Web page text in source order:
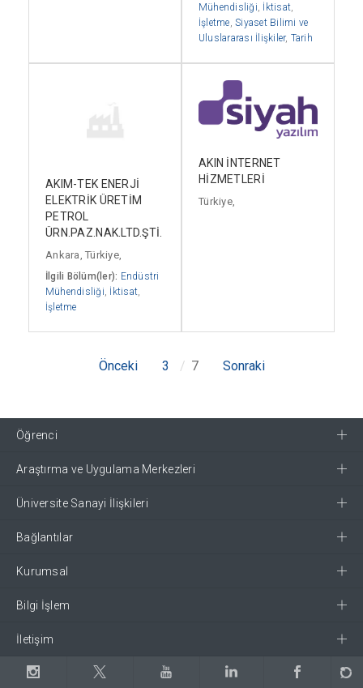
Mühendisliği, İktisat,
İşletme,Siyaset Bilimi ve
Uluslararası İlişkiler, Tarih
AKIM-TEK ENERJİ
ELEKTRİK ÜRETİM
PETROL
ÜRN.PAZ.NAK.LTD.ŞTİ.
Ankara, Türkiye,
İlgili Bölüm(ler): Endüstri
Mühendisliği, İktisat,
İşletme
AKIN İNTERNET
HİZMETLERİ
Türkiye,
Önceki 3 7 Sonraki
Öğrenci
Araştırma ve Uygulama Merkezleri
Üniversite Sanayi İlişkileri
Bağlantılar
Kurumsal
Bilgi İşlem
İletişim